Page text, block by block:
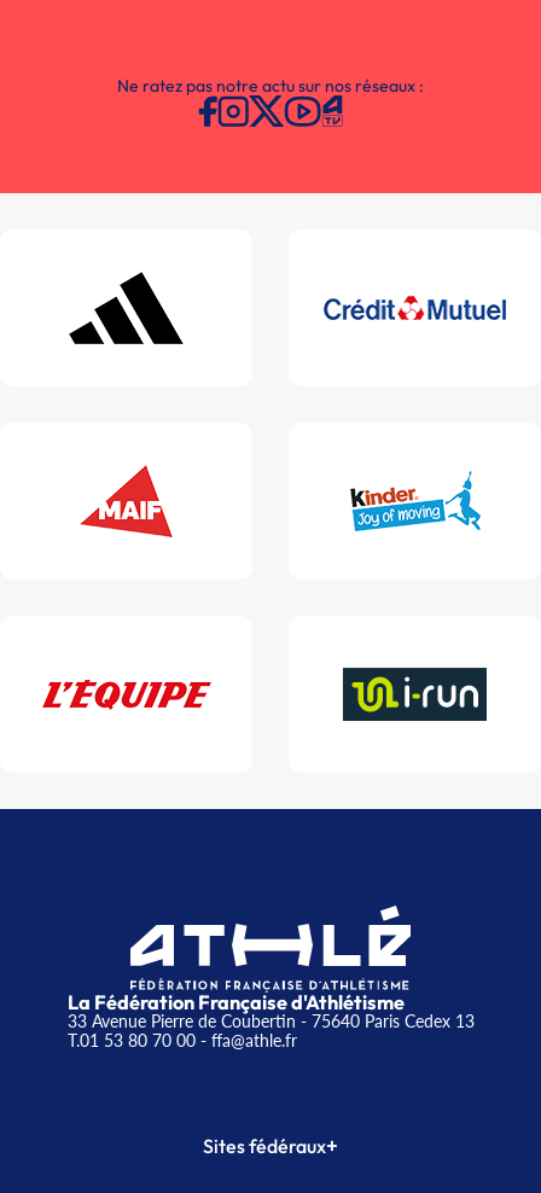
Ne ratez pas notre actu sur nos réseaux :
La Fédération Française d'Athlétisme
33 Avenue Pierre de Coubertin - 75640 Paris Cedex 13
T.01 53 80 70 00- ffa@athle.fr
Sites fédéraux+